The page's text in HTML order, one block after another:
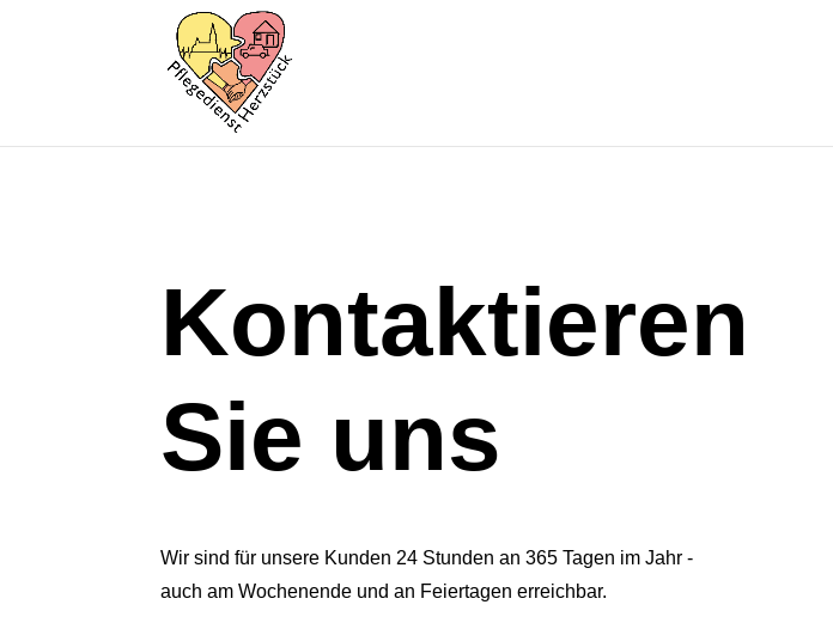
Kontaktieren
Sie uns
Wir sind für unsere Kunden 24 Stunden an 365 Tagen im Jahr -
auch am Wochenende und an Feiertagen erreichbar.